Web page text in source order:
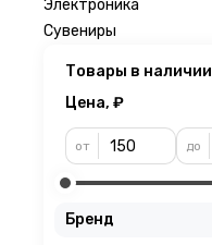
Электроника
Сувениры
Товары в наличии
Цена, ₽
от до
Бренд